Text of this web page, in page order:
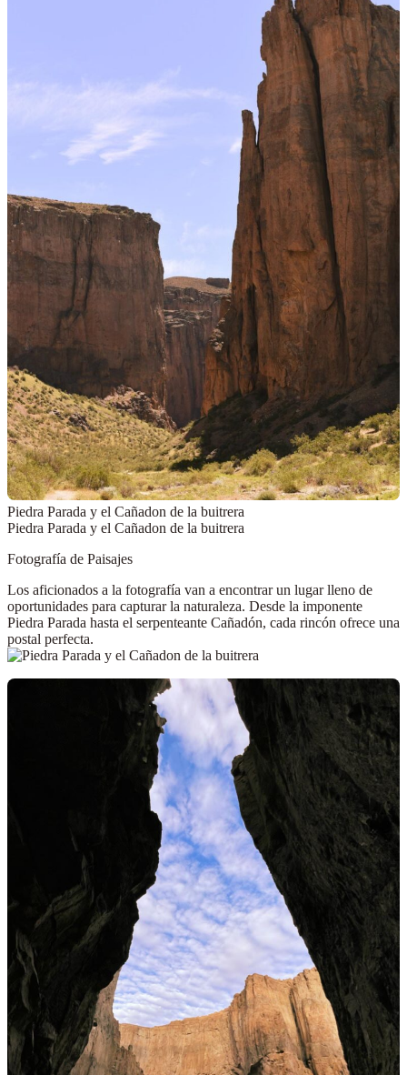
Piedra Parada y el Cañadon de la buitrera
Piedra Parada y el Cañadon de la buitrera
Fotografía de Paisajes
Los aficionados a la fotografía van a encontrar un lugar lleno de
oportunidades para capturar la naturaleza. Desde la imponente
Piedra Parada hasta el serpenteante Cañadón, cada rincón ofrece una
postal perfecta.